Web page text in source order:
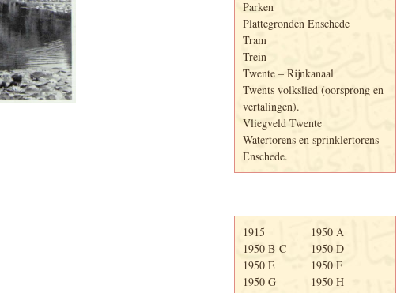
Parken
Plattegronden Enschede
Tram
Trein
Twente – Rijnkanaal
Twents volkslied (oorsprong en
vertalingen).
Vliegveld Twente
Watertorens en sprinklertorens
Enschede.
1915
1950 A
1950 B-C
1950 D
1950 E
1950 F
1950 G
1950 H